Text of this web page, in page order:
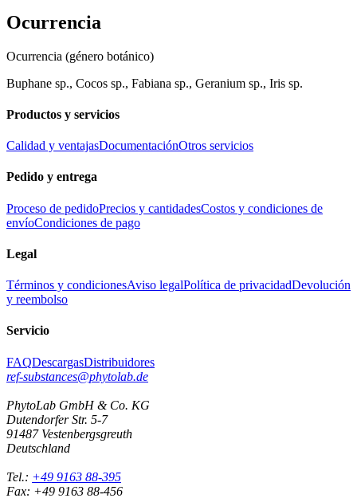
Ocurrencia
Ocurrencia (género botánico)
Buphane sp., Cocos sp., Fabiana sp., Geranium sp., Iris sp.
Productos y servicios
Calidad y ventajasDocumentaciónOtros servicios
Pedido y entrega
Proceso de pedidoPrecios y cantidadesCostos y condiciones de
envíoCondiciones de pago
Legal
Términos y condicionesAviso legalPolítica de privacidadDevolución
y reembolso
Servicio
FAQDescargasDistribuidores
ref-substances@phytolab.de
PhytoLab GmbH & Co. KG
Dutendorfer Str. 5-7
91487 Vestenbergsgreuth
Deutschland
Tel.: +49 9163 88-395
Fax: +49 9163 88-456